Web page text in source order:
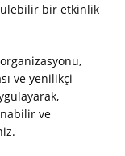
bir etkinlik
ve yenilikçi
ve